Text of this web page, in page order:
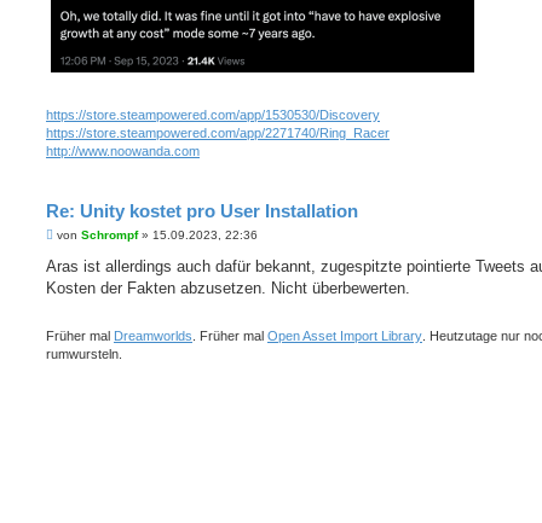
https://store.steampowered.com/app/1530530/Discovery
https://store.steampowered.com/app/2271740/Ring_Racer
http://www.noowanda.com
Re: Unity kostet pro User Installation
B
i
r
von Schrompf» 15.09.2023, 22:36
Aras ist allerdings auch dafür bekannt, zugespitzte pointierte Tweets
Kosten der Fakten abzusetzen. Nicht überbewerten.
Früher mal Dreamworlds. Früher mal Open Asset Import Library. Heutzutage nur
rumwursteln.